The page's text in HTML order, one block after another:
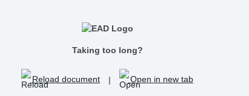
Taking too long?
Reload document | Open in new tab